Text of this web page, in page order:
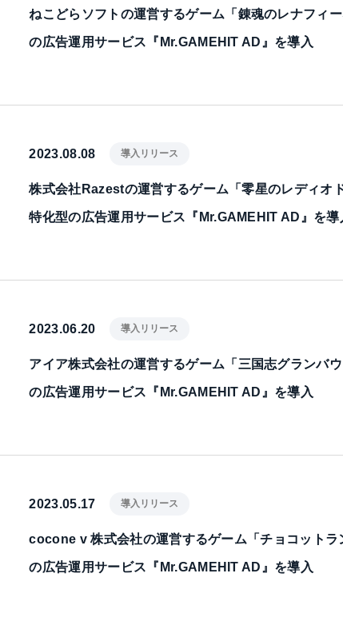
ねこどらソフトの運営するゲーム「錬魂のレナフィ
の広告運用サービス『Mr.GAMEHIT AD』を導入
2023.08.08 導入リリース
株式会社Razestの運営するゲーム「零星のレディオ
特化型の広告運用サービス『Mr.GAMEHIT AD』を導
2023.06.20 導入リリース
アイア株式会社の運営するゲーム「三国志グランバ
の広告運用サービス『Mr.GAMEHIT AD』を導入
2023.05.17 導入リリース
cocone v 株式会社の運営するゲーム「チョコットラ
の広告運用サービス『Mr.GAMEHIT AD』を導入